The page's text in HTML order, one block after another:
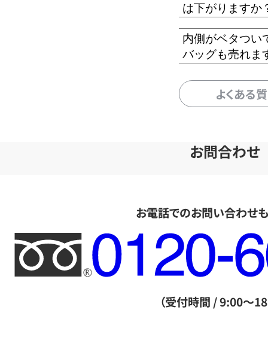
は下がりますか
内側がベタつい
バッグも売れま
よくある
お問合わせ
お電話でのお問い合わせ
フ
リ
ー
（受付時間 / 9:00～